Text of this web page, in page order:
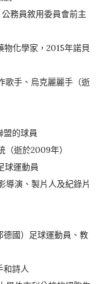
務員敘用委員會前主
化學家，2015年諾貝
歌手、烏克麗麗手（逝
盟的球員
（逝於2009年）
球運動員
導演、製片人及紀錄片
德國）足球運動員、教
和詩人